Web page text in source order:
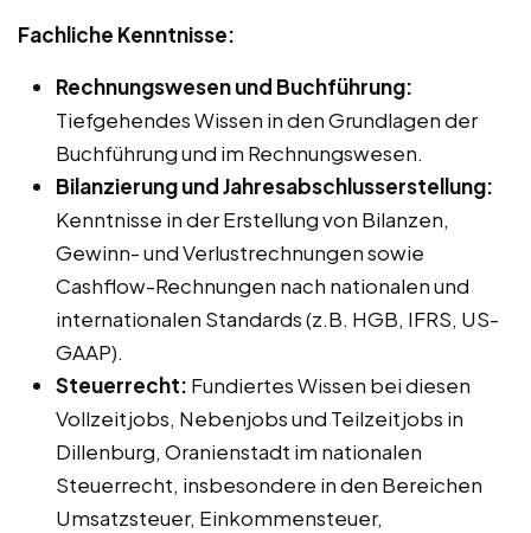
Fachliche Kenntnisse:
Rechnungswesen und Buchführung:
Tiefgehendes Wissen in den Grundlagen der
Buchführung und im Rechnungswesen.
Bilanzierung und Jahresabschlusserstellung:
Kenntnisse in der Erstellung von Bilanzen,
Gewinn- und Verlustrechnungen sowie
Cashflow-Rechnungen nach nationalen und
internationalen Standards (z.B. HGB, IFRS, US-
GAAP).
Steuerrecht: Fundiertes Wissen bei diesen
Vollzeitjobs, Nebenjobs und Teilzeitjobs in
Dillenburg, Oranienstadt im nationalen
Steuerrecht, insbesondere in den Bereichen
Umsatzsteuer, Einkommensteuer,